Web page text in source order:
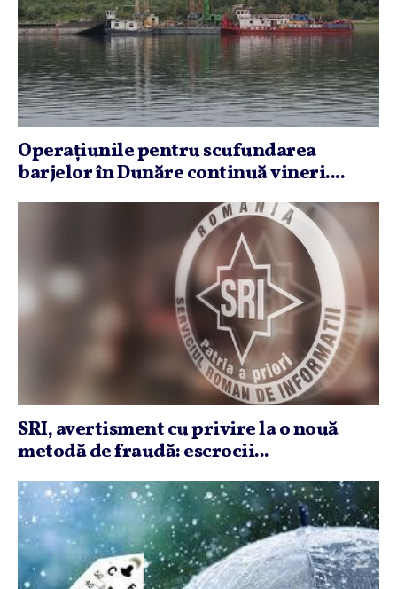
Operaţiunile pentru scufundarea
barjelor în Dunăre continuă vineri....
SRI, avertisment cu privire la o nouă
metodă de fraudă: escrocii...